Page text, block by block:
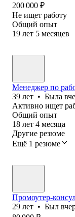
200 000 ₽
Не ищет работу
Общий опыт
19 лет 5 месяцев
Менеджер по
39 лет • Была
Активно ищет
Общий опыт
18 лет 4 месяца
Другие резюме
Ещё 1 резюме
Промоутер-
29 лет • Был